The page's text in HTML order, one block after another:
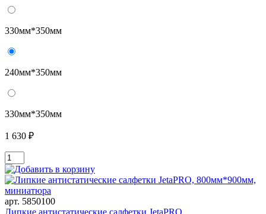
330мм*350мм
240мм*350мм
330мм*350мм
1 630 ₽
арт. 5850100